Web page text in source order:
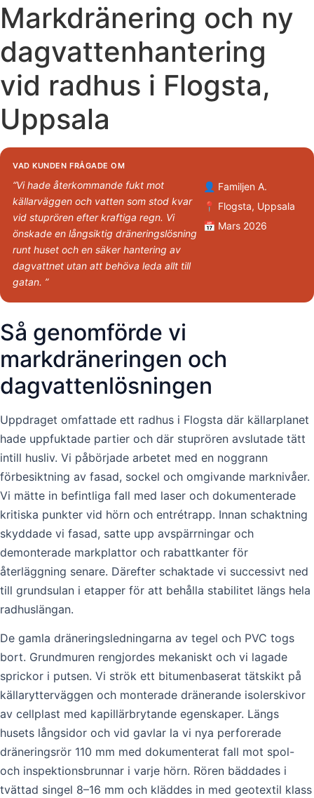
Markdränering och ny
dagvattenhantering
vid radhus i Flogsta,
Uppsala
VAD KUNDEN FRÅGADE OM
“Vi hade återkommande fukt mot
källarväggen och vatten som stod kvar
vid stuprören efter kraftiga regn. Vi
önskade en långsiktig dräneringslösning
runt huset och en säker hantering av
dagvattnet utan att behöva leda allt till
gatan. ”
👤 Familjen A.
📍 Flogsta, Uppsala
📅 Mars 2026
Så genomförde vi
markdräneringen och
dagvattenlösningen
Uppdraget omfattade ett radhus i Flogsta där källarplanet
hade uppfuktade partier och där stuprören avslutade tätt
intill husliv. Vi påbörjade arbetet med en noggrann
förbesiktning av fasad, sockel och omgivande marknivåer.
Vi mätte in befintliga fall med laser och dokumenterade
kritiska punkter vid hörn och entrétrapp. Innan schaktning
skyddade vi fasad, satte upp avspärrningar och
demonterade markplattor och rabattkanter för
återläggning senare. Därefter schaktade vi successivt ned
till grundsulan i etapper för att behålla stabilitet längs hela
radhuslängan.
De gamla dräneringsledningarna av tegel och PVC togs
bort. Grundmuren rengjordes mekaniskt och vi lagade
sprickor i putsen. Vi strök ett bitumenbaserat tätskikt på
källarytterväggen och monterade dränerande isolerskivor
av cellplast med kapillärbrytande egenskaper. Längs
husets långsidor och vid gavlar la vi nya perforerade
dräneringsrör 110 mm med dokumenterat fall mot spol-
och inspektionsbrunnar i varje hörn. Rören bäddades i
tvättad singel 8–16 mm och kläddes in med geotextil klass